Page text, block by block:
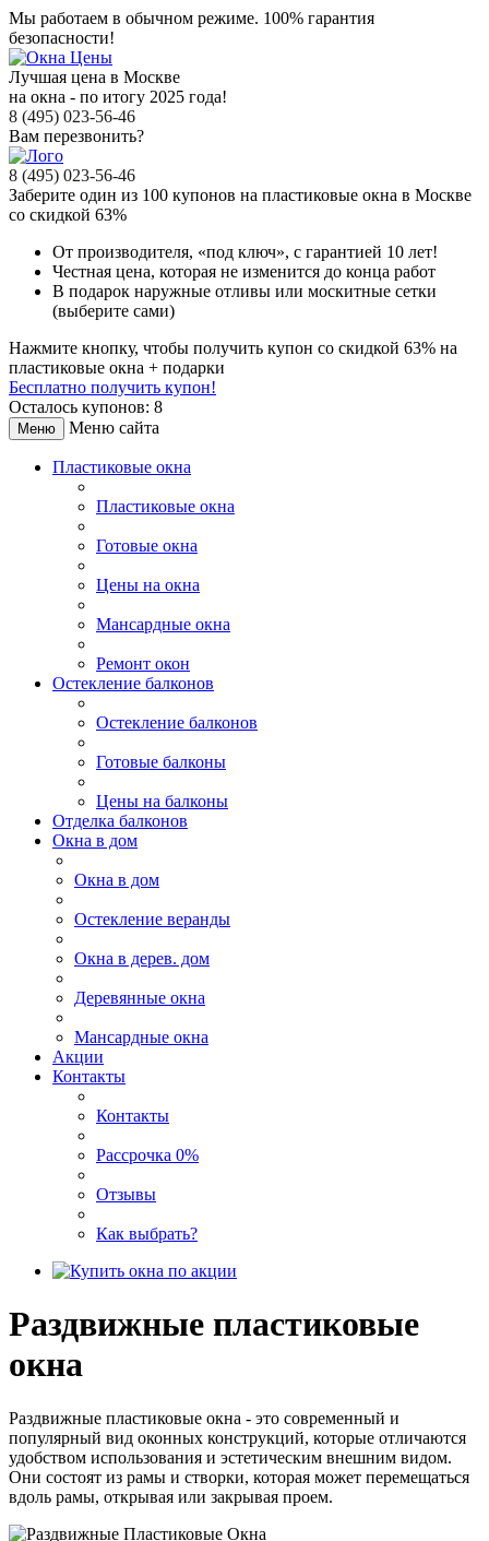
Мы работаем в обычном режиме. 100% гарантия
безопасности!
Лучшая цена в Москве
на окна - по итогу 2025 года!
8 (495) 023-56-46
Вам перезвонить?
8 (495) 023-56-46
Заберите один из 100 купонов на пластиковые окна в Москве
со скидкой 63%
От производителя, «под ключ», с гарантией 10 лет!
Честная цена, которая не изменится до конца работ
В подарок наружные отливы или москитные сетки
(выберите сами)
Нажмите кнопку, чтобы получить купон со скидкой 63% на
пластиковые окна + подарки
Бесплатно получить купон!
Осталось купонов: 8
Меню Меню сайта
Пластиковые окна
Пластиковые окна
Готовые окна
Цены на окна
Мансардные окна
Ремонт окон
Остекление балконов
Остекление балконов
Готовые балконы
Цены на балконы
Отделка балконов
Окна в дом
Окна в дом
Остекление веранды
Окна в дерев. дом
Деревянные окна
Мансардные окна
Акции
Контакты
Контакты
Рассрочка 0%
Отзывы
Как выбрать?
Раздвижные пластиковые
окна
Раздвижные пластиковые окна - это современный и
популярный вид оконных конструкций, которые отличаются
удобством использования и эстетическим внешним видом.
Они состоят из рамы и створки, которая может перемещаться
вдоль рамы, открывая или закрывая проем.